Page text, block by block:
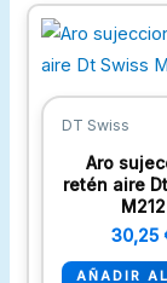
DT Swiss
Aro
retén aire
M212
30,25
AÑADIR AL